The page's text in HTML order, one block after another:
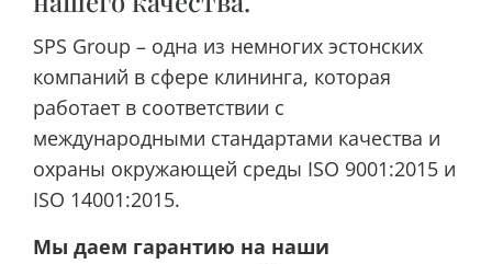
SPS Group – одна из немногих эстонских
компаний в сфере клининга, которая
работает в соответствии с
международными стандартами качества и
охраны окружающей среды ISO 9001:2015 и
ISO 14001:2015.
Мы даем гарантию на наши